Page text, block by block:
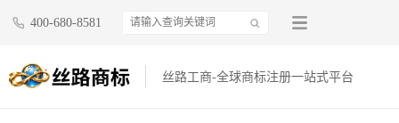
400-680-8581
丝路工商-全球商标注册一站式平台